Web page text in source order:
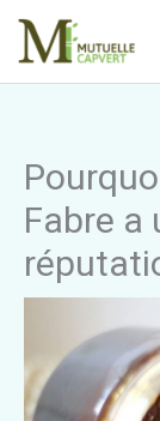
Aller
contenu
Fabre a